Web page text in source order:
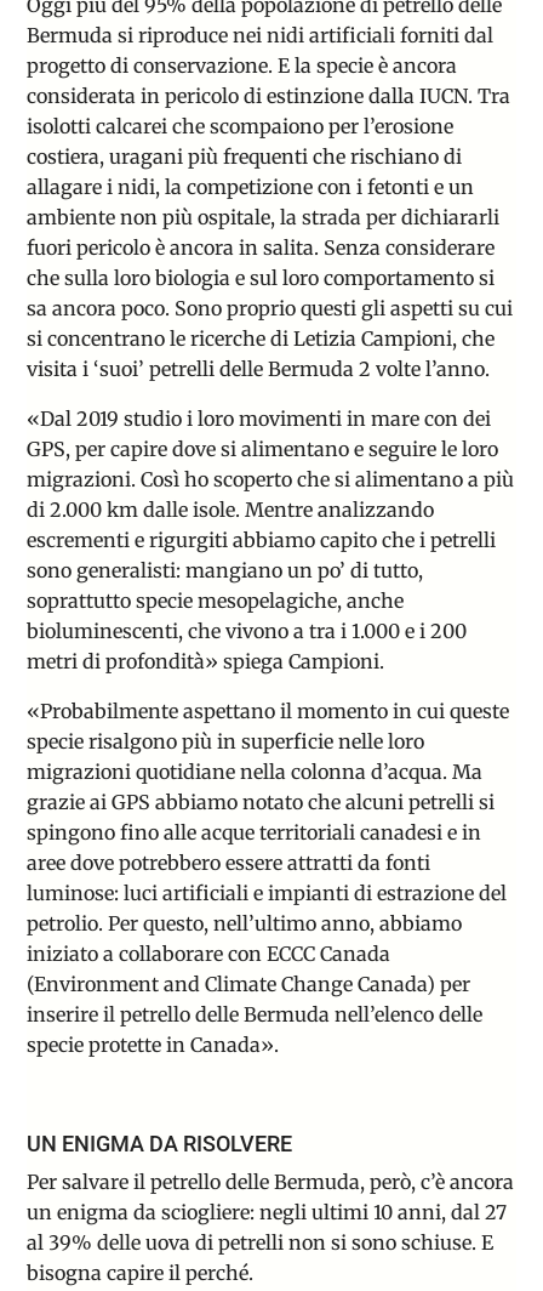
Oggi più del 95% della popolazione di petrello delle
Bermuda si riproduce nei nidi artificiali forniti dal
progetto di conservazione. E la specie è ancora
considerata in pericolo di estinzione dalla IUCN. Tra
isolotti calcarei che scompaiono per l’erosione
costiera, uragani più frequenti che rischiano di
allagare i nidi, la competizione con i fetonti e un
ambiente non più ospitale, la strada per dichiararli
fuori pericolo è ancora in salita. Senza considerare
che sulla loro biologia e sul loro comportamento si
sa ancora poco. Sono proprio questi gli aspetti su cui
si concentrano lericerche di Letizia Campioni, che
visita i ‘suoi’ petrelli delle Bermuda 2 volte l’anno.
«Dal 2019 studio i loro movimenti in mare con dei
GPS, per capire dove si alimentano e seguire le loro
migrazioni. Così ho scoperto che si alimentano a più
di 2.000 km dalle isole. Mentre analizzando
escrementi e rigurgiti abbiamo capito che i petrelli
sono generalisti: mangiano un po’ di tutto,
soprattutto specie mesopelagiche, anche
bioluminescenti, che vivono a tra i 1.000 e i 200
metri di profondità» spiega Campioni.
«Probabilmente aspettano il momento in cui queste
specie risalgono più in superficie nelle loro
migrazioni quotidiane nella colonna d’acqua. Ma
grazie ai GPS abbiamo notato che alcuni petrelli si
spingono fino alle acque territoriali canadesi e in
aree dove potrebbero essere attratti da fonti
luminose: luci artificiali e impianti di estrazione del
petrolio. Per questo, nell’ultimo anno, abbiamo
iniziato a collaborare con ECCC Canada
(Environment and Climate Change Canada) per
inserire il petrello delle Bermuda nell’elenco delle
specie protette in Canada».
UN ENIGMA DA RISOLVERE
Per salvare il petrello delle Bermuda, però, c’è ancora
un enigma da sciogliere: negli ultimi 10 anni, dal 27
al 39% delle uova di petrelli non si sono schiuse. E
bisogna capire il perché.